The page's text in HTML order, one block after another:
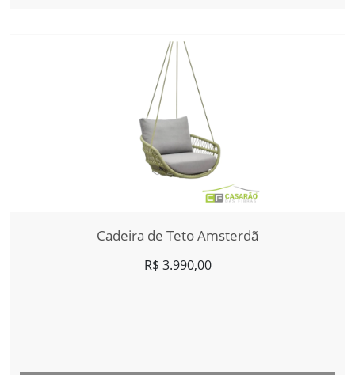
Cadeira de Teto Amsterdã
R$ 3.990,00